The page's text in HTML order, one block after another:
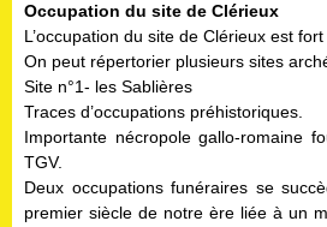
Occupation du site de Clérieux
L’occupation du site de Clérieux est fort
On peut répertorier plusieurs sites
Site n°1- les Sablières
Traces d’occupations préhistoriques.
Importante nécropole gallo-romaine
TGV.
Deux occupations funéraires se
premier siècle de notre ère liée à un